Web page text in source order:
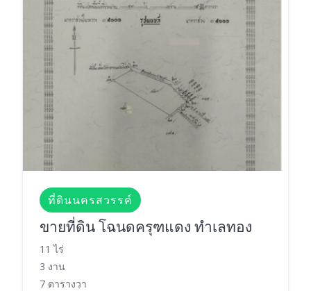
ที่ดินนครสวรรค์
ขายที่ดิน โฉนดครุฑแดง ทำเลทอง
11 ไร่
3 งาน
7 ตารางวา